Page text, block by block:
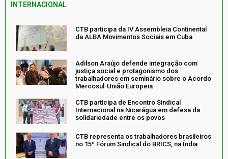
INTERNACIONAL
CTB participa da IV Assembleia Continental
da ALBA Movimentos Sociais em Cuba
Adilson Araújo defende integração com
justiça social e protagonismo dos
trabalhadores em seminário sobre o Acordo
Mercosul-União Europeia
CTB participa de Encontro Sindical
Internacional na Nicarágua em defesa da
solidariedade entre os povos
CTB representa os trabalhadores brasileiros
no 15º Fórum Sindical do BRICS, na Índia